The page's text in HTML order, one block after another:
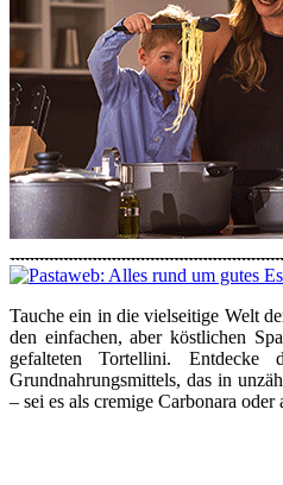
Tauche ein in die vielseitige Welt
den einfachen, aber köstlichen
gefalteten Tortellini. Entdecke
Grundnahrungsmittels, das in
– sei es als cremige Carbonara oder